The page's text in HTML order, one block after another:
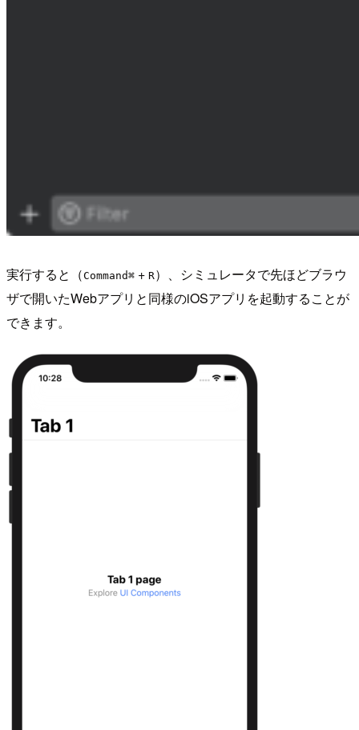
実行すると（Command⌘ + R）、シミュレータで先ほどブラウ
ザで開いたWebアプリと同様のiOSアプリを起動することが
できます。